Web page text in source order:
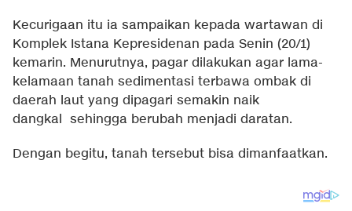
Kecurigaan itu ia sampaikan kepada wartawan di
Komplek Istana Kepresidenan pada Senin (20/1)
kemarin. Menurutnya, pagar dilakukan agar lama-
kelamaan tanah sedimentasi terbawa ombak di
daerah laut yang dipagari semakin naik
dangkal sehingga berubah menjadi daratan.
Dengan begitu, tanah tersebut bisa dimanfaatkan.